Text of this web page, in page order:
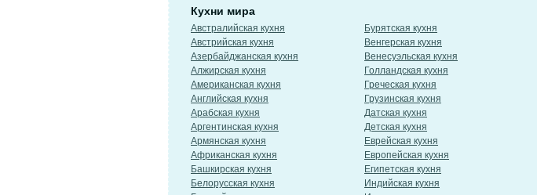
Кухни мира
Австралийская кухня
Австрийская кухня
Азербайджанская кухня
Алжирская кухня
Американская кухня
Английская кухня
Арабская кухня
Аргентинская кухня
Армянская кухня
Африканская кухня
Башкирская кухня
Белорусская кухня
Бурятская кухня
Венгерская кухня
Венесуэльская кухня
Голландская кухня
Греческая кухня
Грузинская кухня
Датская кухня
Детская кухня
Еврейская кухня
Европейская кухня
Египетская кухня
Индийская кухня